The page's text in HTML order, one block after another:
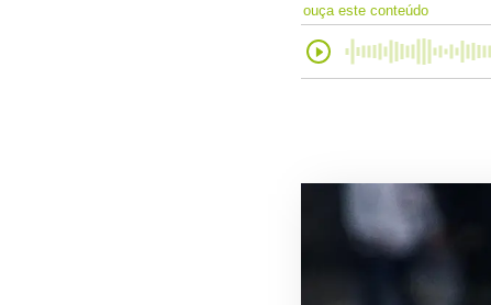
ouça este conteúdo